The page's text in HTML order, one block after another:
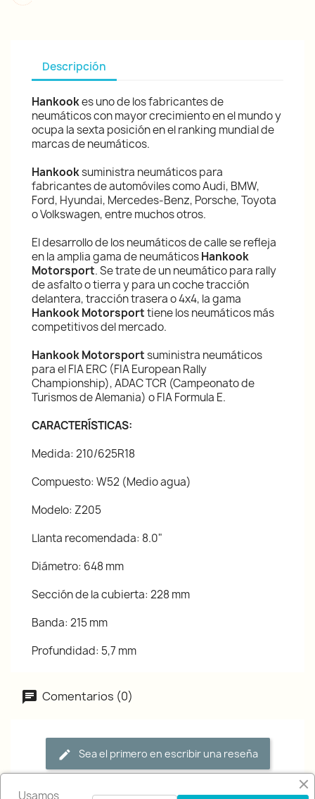
Descripción
Hankookes uno de los fabricantes de
neumáticos con mayor crecimiento en el mundo y
ocupa la sexta posición en el ranking mundial de
marcas de neumáticos.
Hankooksuministra neumáticos para
fabricantes de automóviles como Audi, BMW,
Ford, Hyundai, Mercedes-Benz, Porsche, Toyota
o Volkswagen, entre muchos otros.
El desarrollo de los neumáticos de calle se refleja
en la amplia gama de neumáticosHankook
Motorsport. Se trate de un neumático para rally
de asfalto o tierra y para un coche tracción
delantera, tracción trasera o 4x4, la gama
Hankook Motorsporttiene los neumáticos más
competitivos del mercado.
Hankook Motorsportsuministra neumáticos
para el FIA ERC (FIA European Rally
Championship), ADAC TCR (Campeonato de
Turismos de Alemania) o FIA Formula E.
CARACTERÍSTICAS:
Medida: 210/625R18
Compuesto: W52 (Medio agua)
Modelo: Z205
Llanta recomendada: 8.0"
Diámetro: 648 mm
Sección de la cubierta: 228 mm
Banda: 215 mm
Profundidad: 5,7 mm
Comentarios (0)
Sea el primero en escribir una reseña
Usamos